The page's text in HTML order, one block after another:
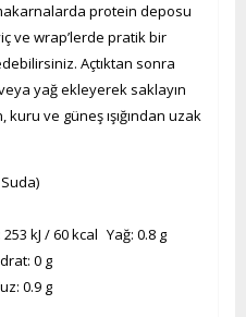
protein deposu
ve wrap’lerde pratik bir
Açtıktan sonra
yağ ekleyerek saklayın
ve güneş ışığından uzak
kJ / 60 kcal Yağ: 0.8 g
0 g
0.9 g